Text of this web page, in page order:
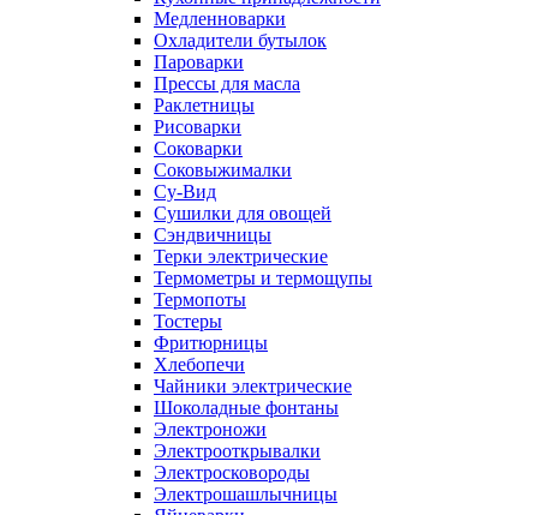
Медленноварки
Охладители бутылок
Пароварки
Прессы для масла
Раклетницы
Рисоварки
Соковарки
Соковыжималки
Су-Вид
Сушилки для овощей
Сэндвичницы
Терки электрические
Термометры и термощупы
Термопоты
Тостеры
Фритюрницы
Хлебопечи
Чайники электрические
Шоколадные фонтаны
Электроножи
Электрооткрывалки
Электросковороды
Электрошашлычницы